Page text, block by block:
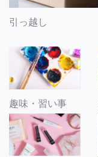
引っ越し
趣味・習い事